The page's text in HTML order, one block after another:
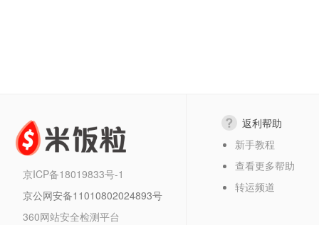
京ICP备18019833号-1
京公网安备11010802024893号
360网站安全检测平台
返利帮助
新手教程
查看更多帮助
转运频道